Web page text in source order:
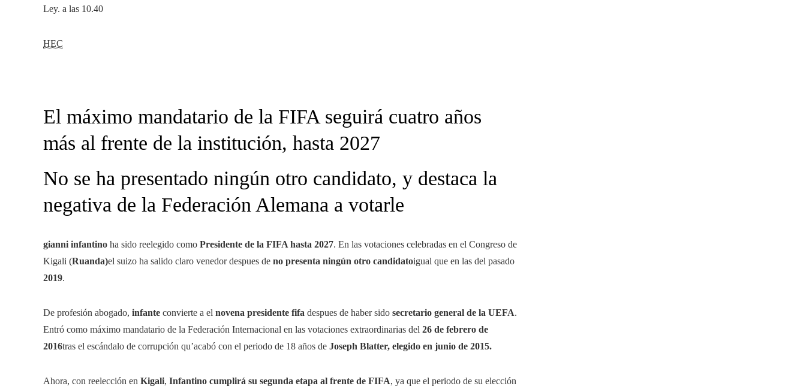
Ley. a las 10.40
HEC
El máximo mandatario de la FIFA seguirá cuatro años
más al frente de la institución, hasta 2027
No se ha presentado ningún otro candidato, y destaca la
negativa de la Federación Alemana a votarle
gianni infantino ha sido reelegido como Presidente de la FIFA hasta 2027. En las votaciones celebradas en el Congreso de
Kigali (Ruanda)el suizo ha salido claro venedor despues de no presenta ningún otro candidatoigual que en las del pasado
2019.
De profesión abogado, infante convierte a el novena presidente fifa despues de haber sido secretario general de la UEFA.
Entró como máximo mandatario de la Federación Internacional en las votaciones extraordinarias del 26 de febrero de
2016tras el escándalo de corrupción qu’acabó con el periodo de 18 años de Joseph Blatter, elegido en junio de 2015.
Ahora, con reelección en Kigali, Infantino cumplirá su segunda etapa al frente de FIFA, ya que el periodo de su elección